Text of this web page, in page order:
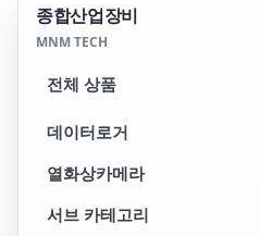
종합산업장비
MNM TECH
전체 상품
데이터로거
열화상카메라
서브 카테고리